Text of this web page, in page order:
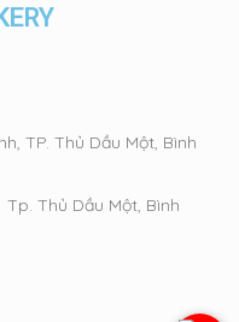
TP. Thủ Dầu Một, Bình
Tp. Thủ Dầu Một, Bình